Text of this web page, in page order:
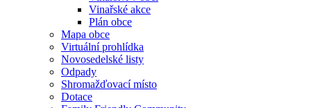
Vinařské akce
Plán obce
Mapa obce
Virtuální prohlídka
Novosedelské listy
Odpady
Shromažďovací místo
Dotace